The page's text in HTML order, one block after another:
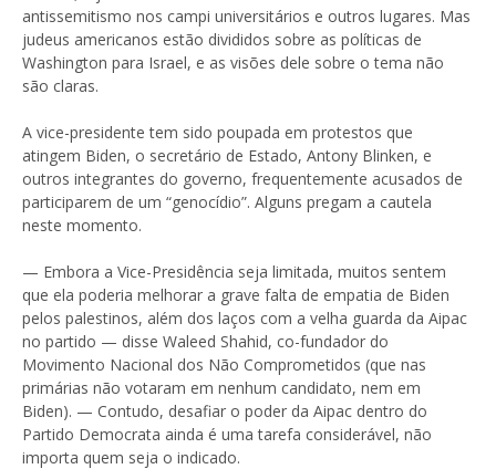
antissemitismo nos campi universitários e outros lugares. Mas
judeus americanos estão divididos sobre as políticas de
Washington para Israel, e as visões dele sobre o tema não
são claras.
A vice-presidente tem sido poupada em protestos que
atingem Biden, o secretário de Estado, Antony Blinken, e
outros integrantes do governo, frequentemente acusados de
participarem de um “genocídio”. Alguns pregam a cautela
neste momento.
— Embora a Vice-Presidência seja limitada, muitos sentem
que ela poderia melhorar a grave falta de empatia de Biden
pelos palestinos, além dos laços com a velha guarda da Aipac
no partido — disse Waleed Shahid, co-fundador do
Movimento Nacional dos Não Comprometidos (que nas
primárias não votaram em nenhum candidato, nem em
Biden). — Contudo, desafiar o poder da Aipac dentro do
Partido Democrata ainda é uma tarefa considerável, não
importa quem seja o indicado.